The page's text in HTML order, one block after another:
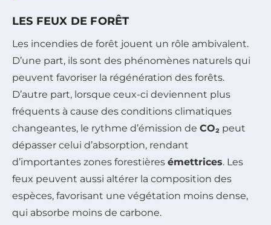
LES FEUX DE FORÊT
Les incendies de forêt jouent un rôle ambivalent.
D’une part, ils sont des phénomènes naturels qui
peuvent favoriser la régénération des forêts.
D’autre part, lorsque ceux-ci deviennent plus
fréquents à cause des conditions climatiques
changeantes, le rythme d’émission de CO₂ peut
dépasser celui d’absorption, rendant
d’importantes zones forestières émettrices. Les
feux peuvent aussi altérer la composition des
espèces, favorisant une végétation moins dense,
qui absorbe moins de carbone.